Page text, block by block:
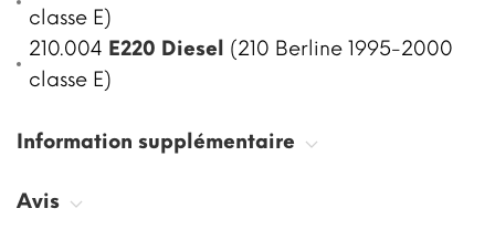
classe E)
210.004 E220 Diesel (210 Berline 1995-2000
classe E)
Information supplémentaire
Avis